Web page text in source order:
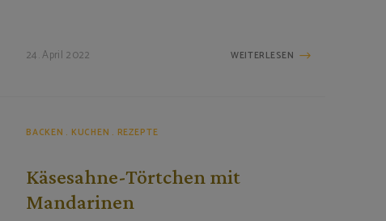
24. April 2022 WEITERLESEN
BACKEN KUCHEN REZEPTE
Käsesahne-Törtchen mit
Mandarinen